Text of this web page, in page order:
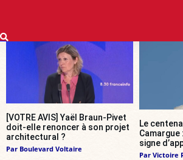
[VOTRE AVIS] Yaël Braun-Pivet
doit-elle renoncer à son projet
architectural ?
Par Boulevard Voltaire
Le
Camargue
signe
Par Victoire